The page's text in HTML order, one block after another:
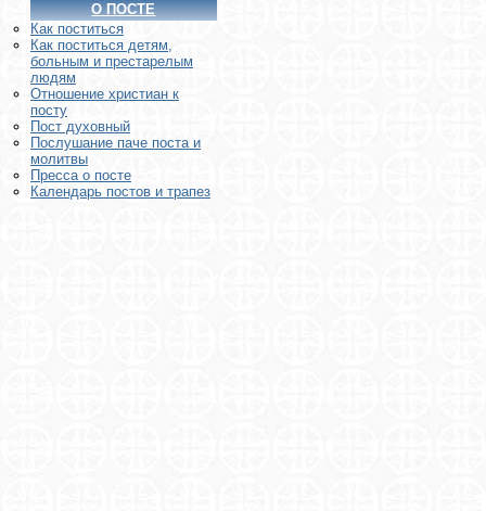
О ПОСТЕ
Как поститься
Как поститься детям,
больным и престарелым
людям
Отношение христиан к
посту
Пост духовный
Послушание паче поста и
молитвы
Пресса о посте
Календарь постов и трапез